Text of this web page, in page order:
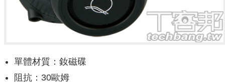
單體材質：釹磁碟
阻抗：30歐姆